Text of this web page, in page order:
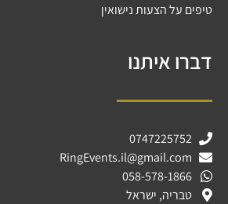
טיפים על הצעות נישואין
דברו איתנו
0747225752
RingEvents.il@gmail.com
058-578-1866
טבריה, ישראל